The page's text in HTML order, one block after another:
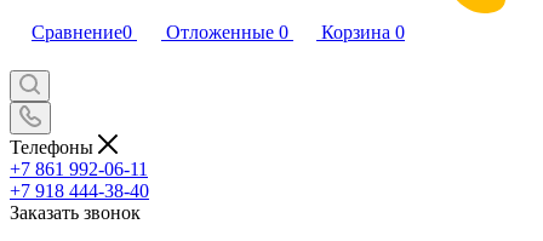
Сравнение0 Отложенные 0 Корзина 0
Телефоны
+7 861 992-06-11
+7 918 444-38-40
Заказать звонок